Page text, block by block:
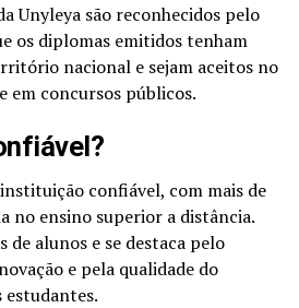
Unyleya são reconhecidos pelo
os diplomas emitidos tenham
nacional e sejam aceitos no
em concursos públicos.
confiável, com mais de
no ensino superior a distância.
de alunos e se destaca pelo
e pela qualidade do
estudantes.